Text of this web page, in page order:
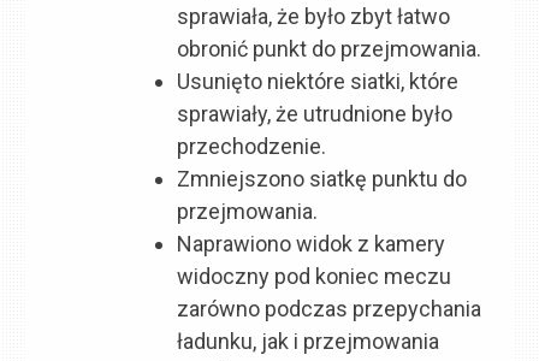
sprawiała, że było zbyt łatwo
obronić punkt do przejmowania.
Usunięto niektóre siatki, które
sprawiały, że utrudnione było
przechodzenie.
Zmniejszono siatkę punktu do
przejmowania.
Naprawiono widok z kamery
widoczny pod koniec meczu
zarówno podczas przepychania
ładunku, jak i przejmowania